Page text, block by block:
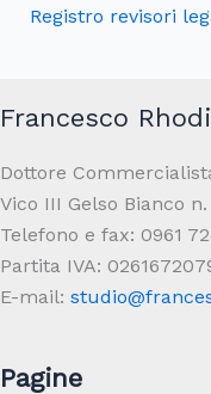
Registro revisori
Francesco
Dot­tore
Vico III Gelso Bianco
Tele­fono e fax: 0961
Partita IVA:
E-mail:
Pagine